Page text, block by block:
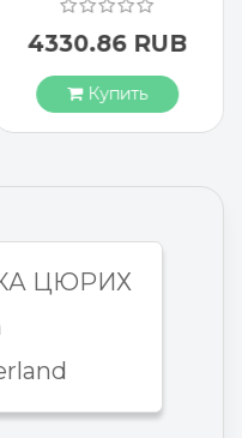
4330.86 RUB
Купить
ЦЮРИХ